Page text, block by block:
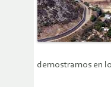
demostramos en